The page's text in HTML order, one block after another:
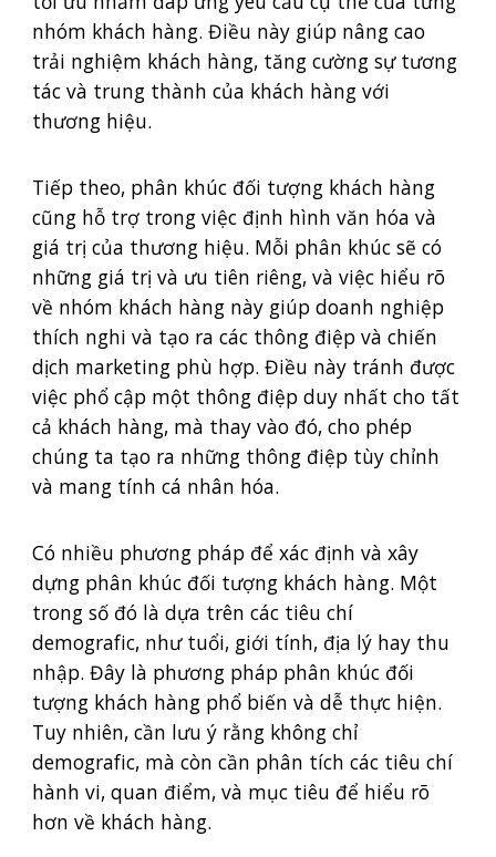
nhóm khách hàng. Điều này giúp nâng cao
trải nghiệm khách hàng, tăng cường sự tương
tác và trung thành của khách hàng với
thương hiệu.
Tiếp theo, phân khúc đối tượng khách hàng
cũng hỗ trợ trong việc định hình văn hóa và
giá trị của thương hiệu. Mỗi phân khúc sẽ có
những giá trị và ưu tiên riêng, và việc hiểu rõ
về nhóm khách hàng này giúp doanh nghiệp
thích nghi và tạo ra các thông điệp và chiến
dịch marketing phù hợp. Điều này tránh được
việc phổ cập một thông điệp duy nhất cho tất
cả khách hàng, mà thay vào đó, cho phép
chúng ta tạo ra những thông điệp tùy chỉnh
và mang tính cá nhân hóa.
Có nhiều phương pháp để xác định và xây
dựng phân khúc đối tượng khách hàng. Một
trong số đó là dựa trên các tiêu chí
demografic, như tuổi, giới tính, địa lý hay thu
nhập. Đây là phương pháp phân khúc đối
tượng khách hàng phổ biến và dễ thực hiện.
Tuy nhiên, cần lưu ý rằng không chỉ
demografic, mà còn cần phân tích các tiêu chí
hành vi, quan điểm, và mục tiêu để hiểu rõ
hơn về khách hàng.